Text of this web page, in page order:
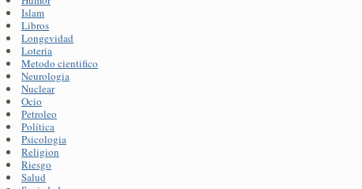
Islam
Libros
Longevidad
Loteria
Metodo cientifico
Neurologia
Nuclear
Ocio
Petroleo
Política
Psicologia
Religion
Riesgo
Salud